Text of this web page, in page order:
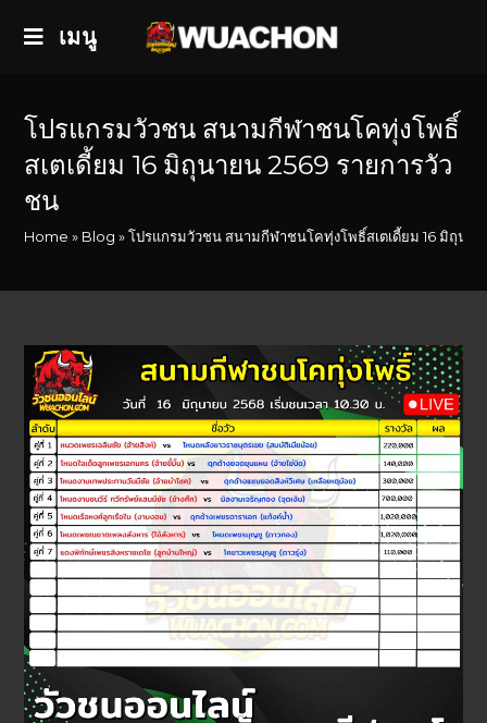
เมนู
โปรแกรมวัวชน สนามกีฬาชนโคทุ่งโพธิ์
สเตเดี้ยม 16 มิถุนายน 2569 รายการวัว
ชน
Home » Blog »โปรแกรมวัวชน สนามกีฬาชนโคทุ่งโพธิ์สเตเดี้ยม 16 มิถุนา